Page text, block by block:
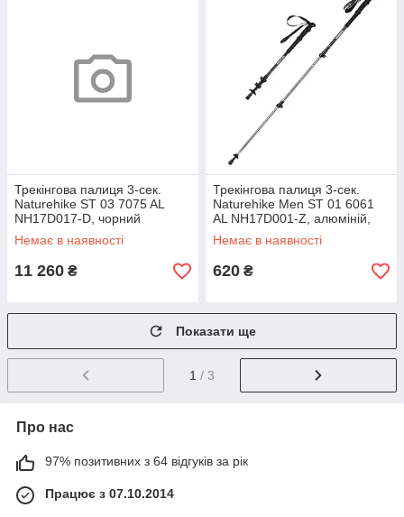
Трекінгова палиця 3-сек.
Naturehike ST 03 7075 AL
NH17D017-D, чорний
Немає в наявності
11 260 ₴
Трекінгова палиця 3-сек.
Naturehike Men ST 01 6061
AL NH17D001-Z, алюміній,
чорна
Немає в наявності
620 ₴
Показати ще
1 / 3
Про нас
97% позитивних з 64 відгуків за рік
Працює з 07.10.2014